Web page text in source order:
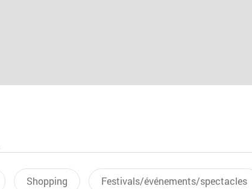
Shopping Festivals/événements/spectacles